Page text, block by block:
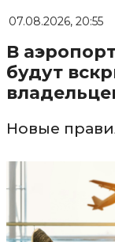
07.08.2026, 20:55
В
будут
Новые